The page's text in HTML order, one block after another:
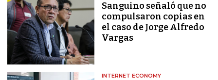
Sanguino señaló que no
compulsaron copias en
el caso de Jorge Alfredo
Vargas
INTERNET ECONOMY